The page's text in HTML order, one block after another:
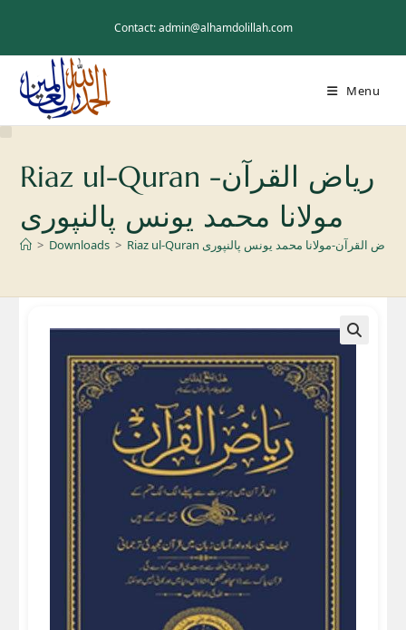
Contact: admin@alhamdolillah.com
Menu
Riaz ul-Quran ریاض القرآن-
مولانا محمد یونس پالنپوری
> Downloads > Riaz ul-Quran ریاض القرآن-مولانا محمد یونس پالنپوری